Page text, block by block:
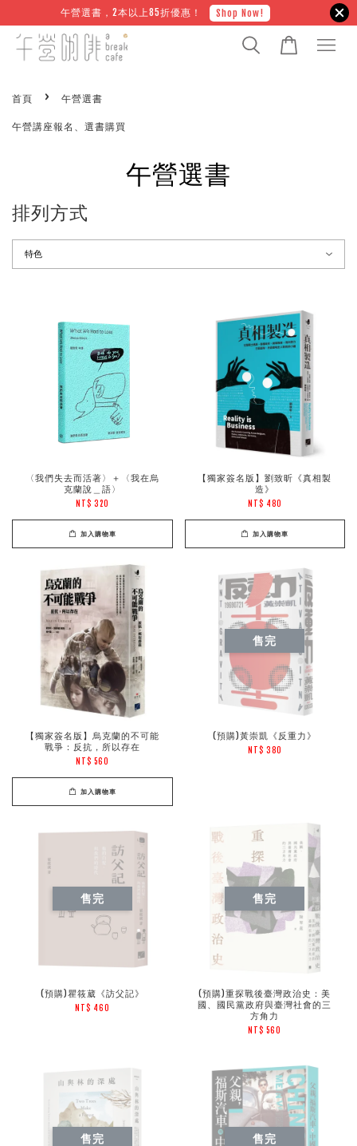
午營選書，2本以上85折優惠！ Shop Now!
首頁 › 午營選書
午營講座報名、選書購買
午營選書
排列方式
〈我們失去而活著〉＋〈我在烏
克蘭說＿語〉
NT$ 320
加入購物車
【獨家簽名版】劉致昕《真相製
造》
NT$ 480
加入購物車
【獨家簽名版】烏克蘭的不可能
戰爭：反抗，所以存在
NT$ 560
加入購物車
售完
(預購)黃崇凱《反重力》
NT$ 380
售完
(預購)瞿筱葳《訪父記》
NT$ 460
售完
(預購)重探戰後臺灣政治史：美
國、國民黨政府與臺灣社會的三
方角力
NT$ 560
售完 售完